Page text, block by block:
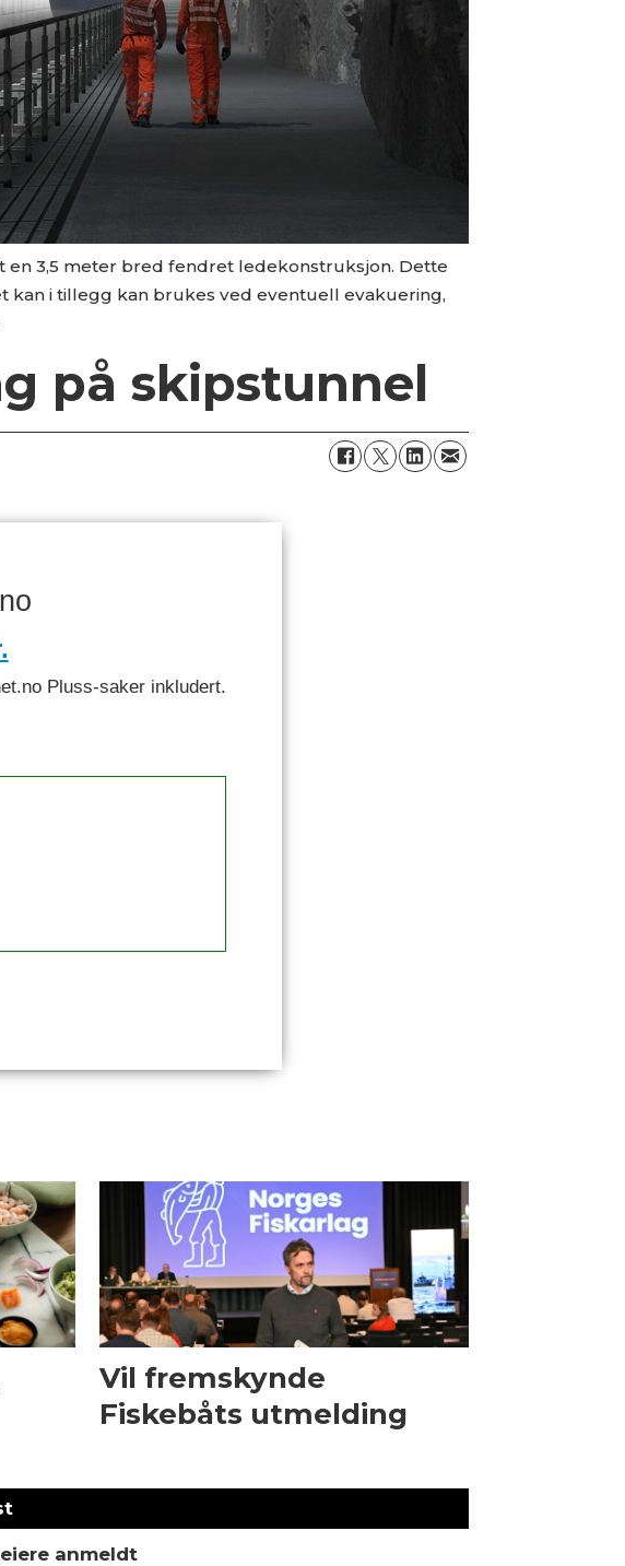
en 3,5 meter bred fendret ledekonstruksjon. Dette
i tillegg kan brukes ved eventuell evakuering,
på skipstunnel
Pluss-saker inkludert.
Vil fremskynde
Fiskebåts utmelding
anmeldt